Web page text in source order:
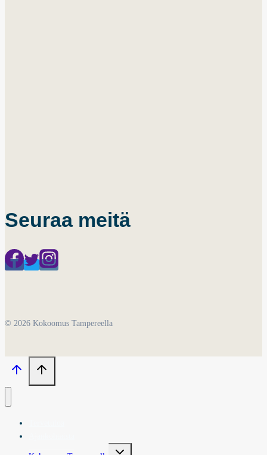
Seuraa meitä
© 2026 Kokoomus Tampereella
Toggle